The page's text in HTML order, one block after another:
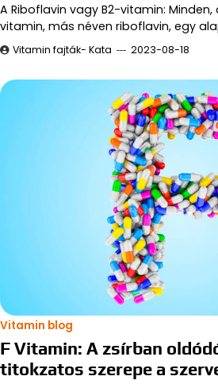
A Riboflavin vagy B2-vitamin:
vitamin, más néven riboflavin, egy
Vitamin fajták- Kata 2023-08-18
Vitamin blog
F Vitamin: A zsírban
titokzatos szerepe a